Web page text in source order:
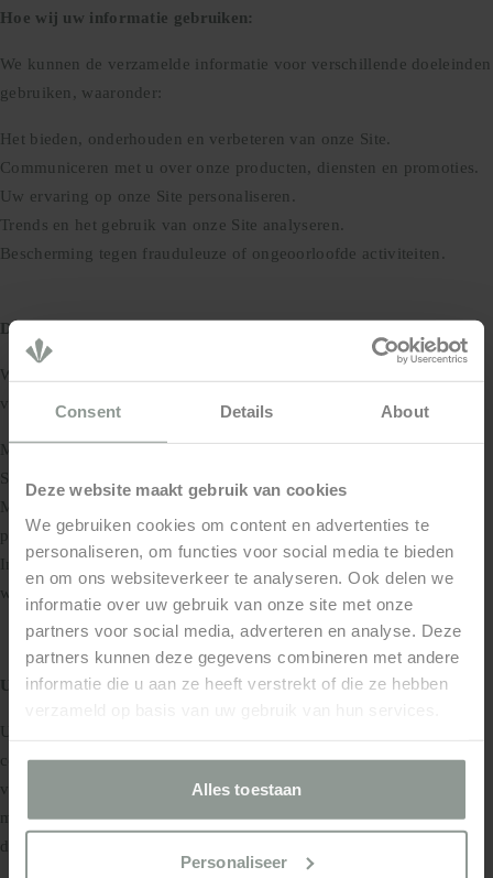
Consent Details About
Deze website maakt gebruik van cookies
We gebruiken cookies om content en advertenties te
personaliseren, om functies voor social media te bieden
en om ons websiteverkeer te analyseren. Ook delen we
informatie over uw gebruik van onze site met onze
partners voor social media, adverteren en analyse. Deze
partners kunnen deze gegevens combineren met andere
informatie die u aan ze heeft verstrekt of die ze hebben
Alles toestaan
Personaliseer
Hoe wij uw informatie gebruiken:
We kunnen de verzamelde informatie voor verschillende doeleinden
gebruiken, waaronder:
Het bieden, onderhouden en verbeteren van onze Site.
Communiceren met u over onze producten, diensten en promoties.
Uw ervaring op onze Site personaliseren.
Trends en het gebruik van onze Site analyseren.
Bescherming tegen frauduleuze of ongeoorloofde activiteiten.
Delen van Informatie:
We kunnen uw persoonlijke informatie delen met derden voor de
volgende doeleinden:
Met serviceproviders die ons helpen bij het exploiteren van onze
Site.
Met onze zakelijke partners voor marketing- en
promotiedoeleinden.
In reactie op wettelijke verzoeken of om te voldoen aan geldende
wetten en voorschriften.
Uw Keuzes:
U kunt zich afmelden voor het ontvangen van promotionele
communicatie van ons door de instructies in die communicatie te
volgen. Houd er rekening mee dat zelfs als u zich afmeldt, we u
mogelijk nog steeds niet-promotionele communicatie sturen, zoals
die over uw account of onze lopende zakelijke relaties.